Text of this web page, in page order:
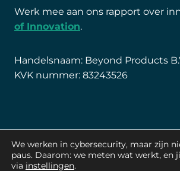
Werk mee aan ons rapport over
of Innovation.
Handelsnaam: Beyond Products
KVK nummer: 83243526
We werken in cybersecurity, maar zijn
paus. Daarom: we meten wat werkt, en
via instellingen.